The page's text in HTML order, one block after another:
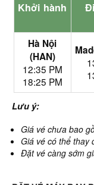
Khởi hành
Hà Nội
(HAN)
12:35 PM
18:25 PM
Lưu ý:
Giá vé chưa bao
Giá vé có thể thay
Đặt vé càng sớm